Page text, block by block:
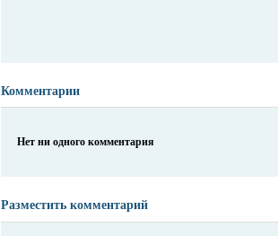
Комментарии
Нет ни одного комментария
Разместить комментарий